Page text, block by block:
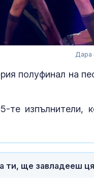
Дара
полуфинал на
те изпълнители,
ти, ще завладееш